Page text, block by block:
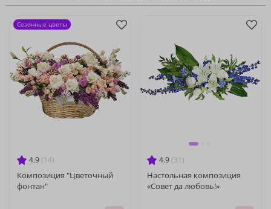
4.9 (14)
Композиция "Цветочный
фонтан"
Сезонные цветы
4.9 (31)
Настольная композиция
«Совет да любовь!»